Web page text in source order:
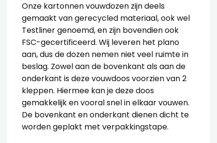
Onze kartonnen vouwdozen zijn deels
gemaakt van gerecycled materiaal, ook wel
Testliner genoemd, en zijn bovendien ook
FSC-gecertificeerd. Wij leveren het plano
aan, dus de dozen nemen niet veel ruimte in
beslag. Zowel aan de bovenkant als aan de
onderkant is deze vouwdoos voorzien van 2
kleppen. Hiermee kan je deze doos
gemakkelijk en vooral snel in elkaar vouwen.
De bovenkant en onderkant dienen dicht te
worden geplakt met verpakkingstape.